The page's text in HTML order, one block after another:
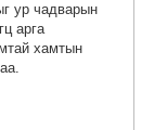
ур чадварын
арга
хамтын